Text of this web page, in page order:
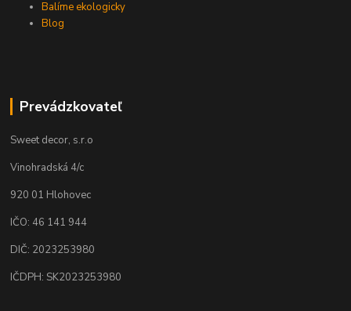
Balíme ekologicky
Blog
Prevádzkovateľ
Sweet decor, s.r.o
Vinohradská 4/c
920 01 Hlohovec
IČO: 46 141 944
DIČ: 2023253980
IČDPH: SK2023253980